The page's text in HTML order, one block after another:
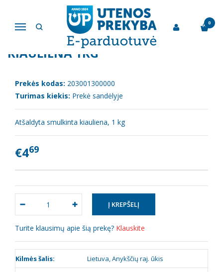
Navigacija
0
Šviežia mėsa Atšaldyta smulkinta kiauliena 1kg
ATŠALDYTA SMULKINTA
KIAULIENA 1KG
Prekės kodas: 203001300000
Turimas kiekis: Prekė sandėlyje
Atšaldyta smulkinta kiauliena, 1 kg
€469
Turite klausimų apie šią prekę? Klauskite
Kilmės šalis: Lietuva, Anykščių raj. ūkis